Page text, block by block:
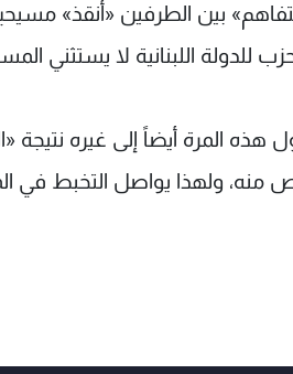
بين الطرفين «أنقذ»
للدولة اللبنانية لا يستثني
المرة أيضاً إلى غيره نتيجة
منه، ولهذا يواصل التخبط في